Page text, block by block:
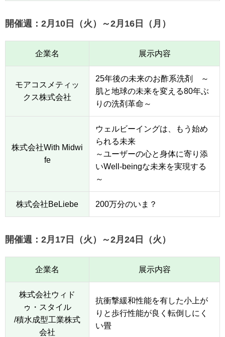
開催週：2月10日（火）～2月16日（月）
企業名 展示内容
モアコスメティッ
クス株式会社
25年後の未来のお酢系洗剤 ～
肌と地球の未来を変える80年ぶ
りの洗剤革命～
株式会社With Midwi
fe
ウェルビーイングは、もう始め
られる未来
～ユーザーの心と身体に寄り添
いWell-beingな未来を実現する
～
株式会社BeLiebe 200万分のいま？
開催週：2月17日（火）～2月24日（火）
企業名 展示内容
株式会社ウィド
ゥ・スタイル
/積水成型工業株式
会社
抗衝撃緩和性能を有した小上が
りと歩行性能が良く転倒しにく
い畳